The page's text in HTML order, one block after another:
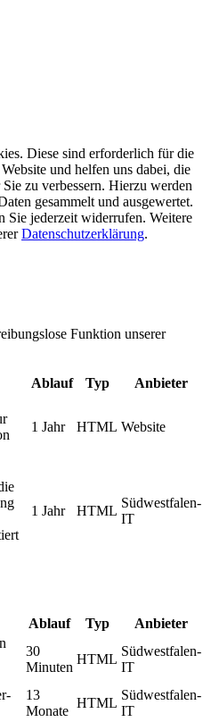
Diese sind erforderlich für die
und helfen uns dabei, die
zu verbessern. Hierzu werden
gesammelt und ausgewertet.
Sie jederzeit widerrufen. Weitere
Datenschutzerklärung.
Funktion unserer
Ablauf Typ Anbieter
1 Jahr HTML Website
1 Jahr HTML
Südwestfalen-
IT
Ablauf Typ Anbieter
30
Minuten
HTML
Südwestfalen-
IT
13
Monate
HTML
Südwestfalen-
IT